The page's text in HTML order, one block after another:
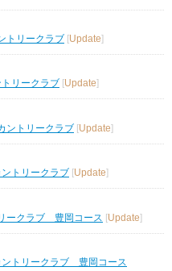
トリークラブ [Update]
トリークラブ
Update
ントリークラブ [Update]
ントリークラブ
Update
ークラブ 豊岡コース [Update]
ントリークラブ 豊岡コース